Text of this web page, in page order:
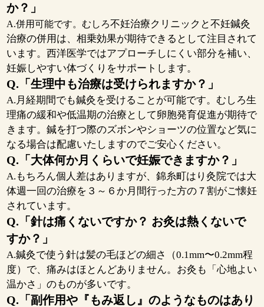
か？」
A.併用可能です。むしろ不妊治療クリニックと不妊鍼灸
治療の併用は、相乗効果が期待できるとして注目されて
います。西洋医学ではアプローチしにくい部分を補い、
妊娠しやすい体づくりをサポートします。
Q.「生理中も治療は受けられますか？」
A.月経期間でも鍼灸を受けることが可能です。むしろ生
理痛の緩和や低温期の治療として卵胞発育促進が期待で
きます。鍼を打つ際のズボンやショーツの位置など気に
なる場合は配慮いたしますのでご安心ください。
Q.「大体何か月くらいで妊娠できますか？」
A.もちろん個人差はありますが、錦糸町はり灸院では大
体週一回の治療を３～６か月間行った方の７割がご懐妊
されています。
Q.「針は痛くないですか？ お灸は熱くないで
すか？」
A.鍼灸で使う針は髪の毛ほどの細さ（0.1mm〜0.2mm程
度）で、痛みはほとんどありません。お灸も「心地よい
温かさ」のものが多いです。
Q.「副作用や『もみ返し』のようなものはあり